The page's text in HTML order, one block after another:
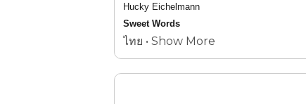
Hucky Eichelmann
Sweet Words
11 compositions by
King Bhumibol Adulyadej Vol.2
AMI Book 2007-13
ไทย • Show More